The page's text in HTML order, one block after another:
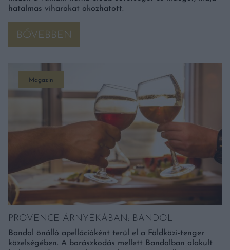
hatalmas viharokat okozhatott.
BŐVEBBEN
Magazin
PROVENCE ÁRNYÉKÁBAN: BANDOL
Bandol önálló apellációként terül el a Földközi-tenger
közelségében. A borászkodás mellett Bandolban alakult